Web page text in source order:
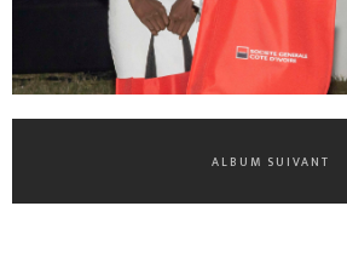
ALBUM SUIVANT